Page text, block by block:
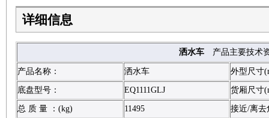
详细信息
洒水车 产品主要技术
产品名称： 洒水车 外型尺寸
底盘型号： EQ1111GLJ 货厢尺寸
总 质 量 ：(kg) 11495 接近/离去